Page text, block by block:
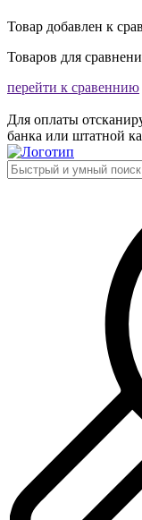
Товар добавлен к
Товаров для
перейти к сравеннию
Для оплаты
банка или штатной